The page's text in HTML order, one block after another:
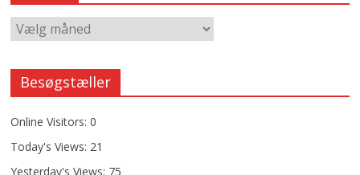
Besøgstæller
Online Visitors:0
Today's Views: 21
Yesterday's Views: 75